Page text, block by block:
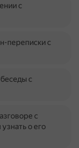
с
переписки с
с
с
о его